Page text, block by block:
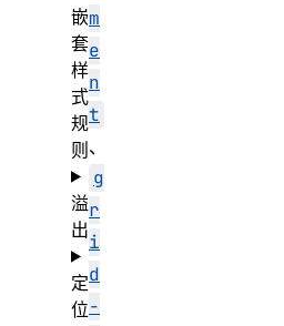
m
e
n
t
、
g
r
i
d
-
嵌
套
样
式
规
则
溢
出
定
位